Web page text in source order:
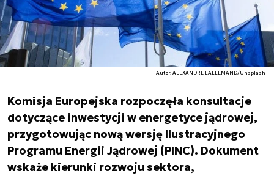
Autor. ALEXANDRE LALLEMAND/Unsplash
Komisja Europejska rozpoczęła konsultacje
dotyczące inwestycji w energetyce jądrowej,
przygotowując nową wersję Ilustracyjnego
Programu Energii Jądrowej (PINC). Dokument
wskaże kierunki rozwoju sektora,